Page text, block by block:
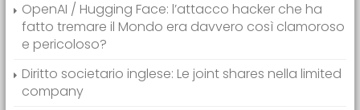
OpenAI / Hugging Face: l’attacco hacker che ha
fatto tremare il Mondo era davvero così clamoroso
e pericoloso?
Diritto societario inglese: Le joint shares nella limited
company